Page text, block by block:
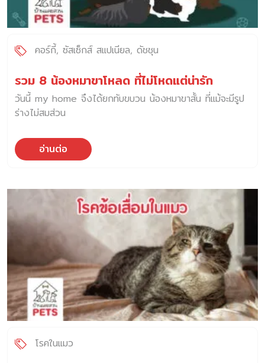
คอร์กี้ ซัสเซ็กส์ สแปเนียล ดัชชุน
รวม 8 น้องหมาขาโหลด ที่ไม่โหดแต่น่ารัก
วันนี้ my home จึงได้ยกทับขบวน น้องหมาขาสั้น ที่แม้จะมีรูป
ร่างไม่สมส่วน
อ่านต่อ
โรคในแมว